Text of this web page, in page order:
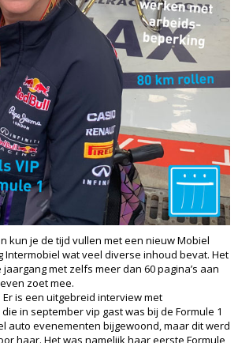
kun je de tijd vullen met een nieuw Mobiel
Intermobiel wat veel diverse inhoud bevat. Het
met zelfs meer dan 60 pagina’s aan
zoet mee.
is een uitgebreid interview met
in september vip gast was bij de Formule 1
auto evenementen bijgewoond, maar dit werd
haar. Het was namelijk haar eerste Formule